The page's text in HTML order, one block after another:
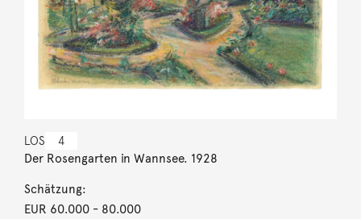
LOS 4
Der Rosengarten in Wannsee. 1928
Schätzung:
EUR 60.000- 80.000